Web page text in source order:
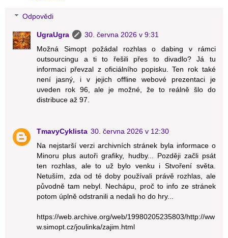
Odpovědi
UgraUgra
30. června 2026 v 9:31
Možná Simopt požádal rozhlas o dabing v rámci
outsourcingu a ti to řešili přes to divadlo? Já tu
informaci převzal z oficiálního popisku. Ten rok také
není jasný, i v jejich offline webové prezentaci je
uveden rok 96, ale je možné, že to reálně šlo do
distribuce až 97.
TmavyCyklista 30. června 2026 v 12:30
Na nejstarší verzi archivních stránek byla informace o
Minoru plus autoři grafiky, hudby... Později začli psát
ten rozhlas, ale to už bylo venku i Stvoření světa.
Netuším, zda od té doby používali právě rozhlas, ale
původně tam nebyl. Nechápu, proč to info ze stránek
potom úplně odstranili a nedali ho do hry...
https://web.archive.org/web/19980205235803/http://ww
w.simopt.cz/joulinka/zajim.html